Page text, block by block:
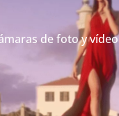
de foto y vídeo